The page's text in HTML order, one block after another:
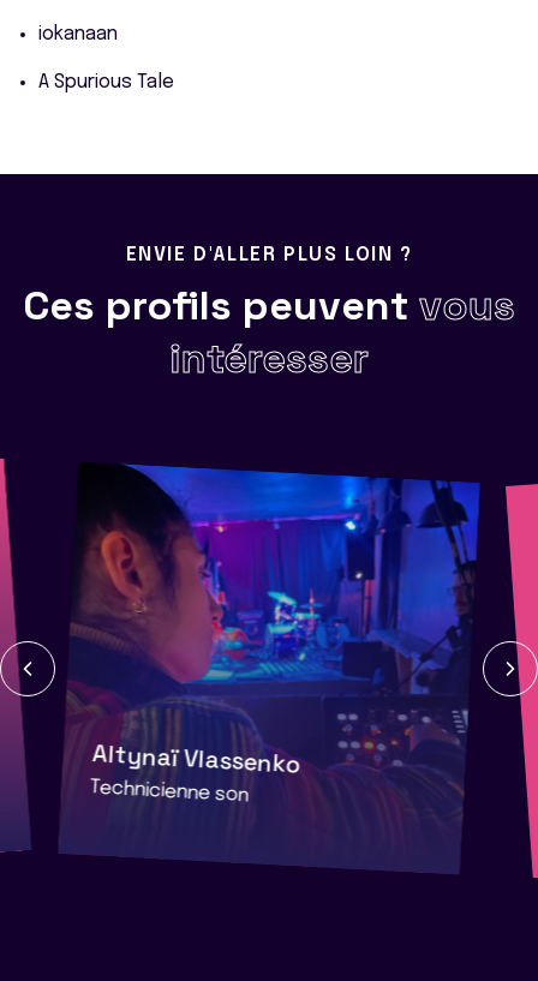
iokanaan
A Spurious Tale
ENVIE D'ALLER PLUS LOIN ?
Ces profils peuvent vous
intéresser
Altynaï Vlassenko
Technicienne son